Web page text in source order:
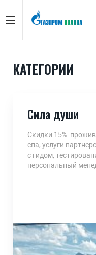
КАТЕГОРИИ
Сила души
Скидки 15%:
спа, услуги
с гидом,
персональный